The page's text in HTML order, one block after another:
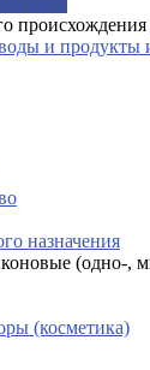
и продукты
назначения
(косметика)